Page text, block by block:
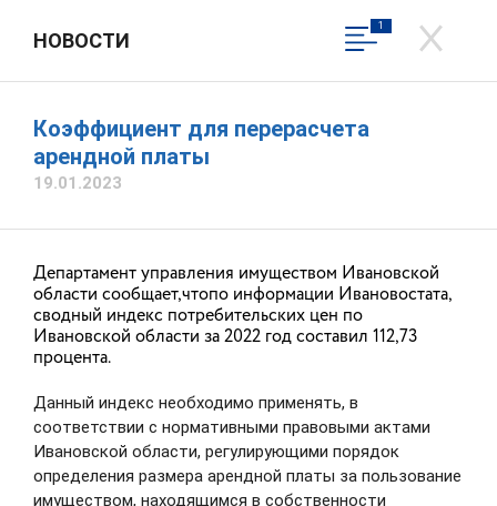
ДЕПАРТАМЕНТ УПРАВЛЕНИЯ
Официальный сайт
Общественная приемная
НОВОСТИ
1
Коэффициент для перерасчета
арендной платы
19.01.2023
Департамент управления имуществом Ивановской
области сообщает,чтопо информации Ивановостата,
сводный индекс потребительских цен по
Ивановской области за 2022 год составил 112,73
процента.
Данный индекс необходимо применять, в
соответствии с нормативными правовыми актами
Ивановской области, регулирующими порядок
определения размера арендной платы за пользование
имуществом, находящимся в собственности